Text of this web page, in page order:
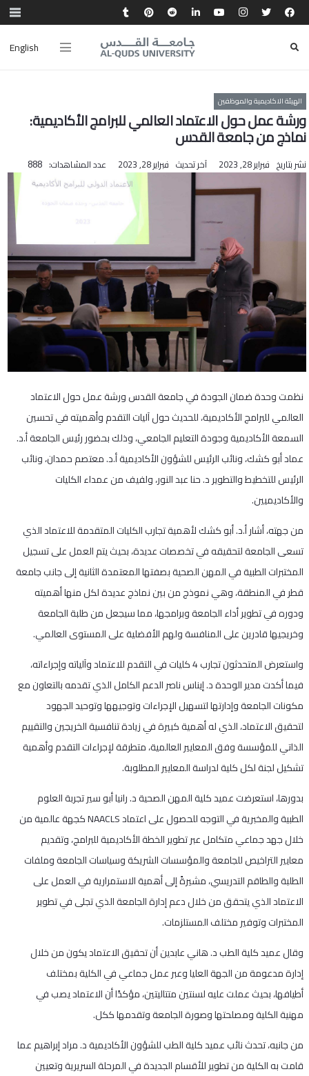
English
الهيئة الاكاديمية والموظفين
ورشة عمل حول الاعتماد العالمي للبرامج الأكاديمية:
نماذج من جامعة القدس
نشر بتاريخ فبراير 28, 2023 آخر تحديث فبراير 28, 2023 عدد المشاهدات: 888
نظمت وحدة ضمان الجودة في جامعة القدس ورشة عمل حول الاعتماد
العالمي للبرامج الأكاديمية، للحديث حول آليات التقدم وأهميته في تحسين
السمعة الأكاديمية وجودة التعليم الجامعي، وذلك بحضور رئيس الجامعة أ.د.
عماد أبو كشك، ونائب الرئيس للشؤون الأكاديمية أ.د. معتصم حمدان، ونائب
الرئيس للتخطيط والتطوير د. حنا عبد النور، ولفيف من عمداء الكليات
والأكاديميين.
من جهته، أشار أ.د. أبو كشك لأهمية تجارب الكليات المتقدمة للاعتماد الذي
تسعى الجامعة لتحقيقه في تخصصات عديدة، بحيث يتم العمل على تسجيل
المختبرات الطبية في المهن الصحية بصفتها المعتمدة الثانية إلى جانب جامعة
قطر في المنطقة، وهي نموذج من بين نماذج عديدة لكل منها أهميته
ودوره في تطوير أداء الجامعة وبرامجها، مما سيجعل من طلبة الجامعة
وخريجيها قادرين على المنافسة ولهم الأفضلية على المستوى العالمي.
واستعرض المتحدثون تجارب 4 كليات في التقدم للاعتماد وآلياته وإجراءاته،
فيما أكدت مدير الوحدة د. إيناس ناصر الدعم الكامل الذي تقدمه بالتعاون مع
مكونات الجامعة وإدارتها لتسهيل الإجراءات وتوجيهها وتوحيد الجهود
لتحقيق الاعتماد، الذي له أهمية كبيرة في زيادة تنافسية الخريجين والتقييم
الذاتي للمؤسسة وفق المعايير العالمية، متطرقة لإجراءات التقدم وأهمية
تشكيل لجنة لكل كلية لدراسة المعايير المطلوبة.
بدورها، استعرضت عميد كلية المهن الصحية د. رانيا أبو سير تجربة العلوم
الطبية والمخبرية في التوجه للحصول على اعتماد NAACLS كجهة عالمية من
خلال جهد جماعي متكامل عبر تطوير الخطة الأكاديمية للبرامج، وتقديم
معايير التراخيص للجامعة والمؤسسات الشريكة وسياسات الجامعة وملفات
الطلبة والطاقم التدريسي، مشيرةً إلى أهمية الاستمرارية في العمل على
الاعتماد الذي يتحقق من خلال دعم إدارة الجامعة الذي تجلى في تطوير
المختبرات وتوفير مختلف المستلزمات.
وقال عميد كلية الطب د. هاني عابدين أن تحقيق الاعتماد يكون من خلال
إدارة مدعومة من الجهة العليا وعبر عمل جماعي في الكلية بمختلف
أطيافها، بحيث عملت عليه لسنتين متتاليتين، مؤكدًا أن الاعتماد يصب في
مهنية الكلية ومصلحتها وصورة الجامعة وتقدمها ككل.
من جانبه، تحدث نائب عميد كلية الطب للشؤون الأكاديمية د. مراد إبراهيم عما
قامت به الكلية من تطوير للأقسام الجديدة في المرحلة السريرية وتعيين